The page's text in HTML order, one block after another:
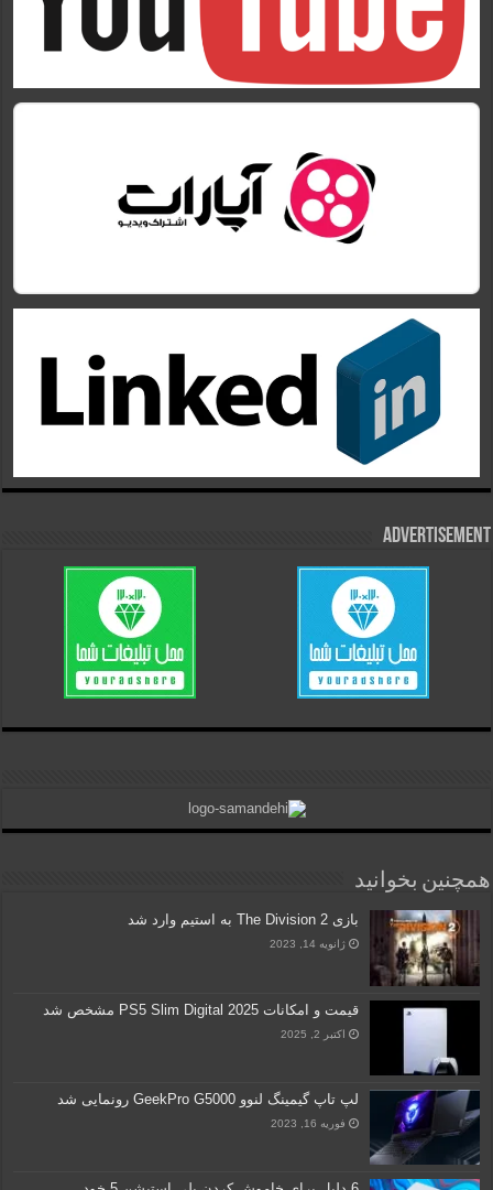
Advertisement
همچنین بخوانید
بازی The Division 2 به استیم وارد شد
ژانویه 14, 2023
قیمت و امکانات PS5 Slim Digital 2025 مشخص شد
اکتبر 2, 2025
لپ تاپ گیمینگ لنوو GeekPro G5000 رونمایی شد
فوریه 16, 2023